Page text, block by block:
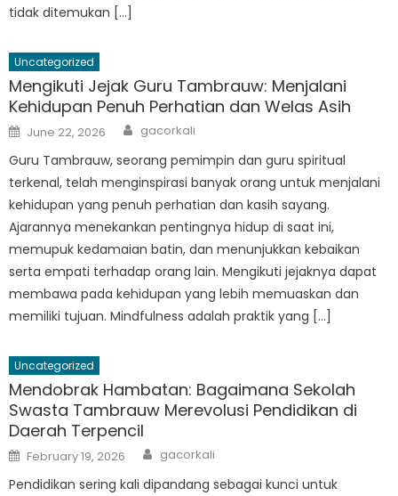
tidak ditemukan […]
Uncategorized
Mengikuti Jejak Guru Tambrauw: Menjalani
Kehidupan Penuh Perhatian dan Welas Asih
Posted
on
June 22, 2026 Author
gacorkali
Guru Tambrauw, seorang pemimpin dan guru spiritual
terkenal, telah menginspirasi banyak orang untuk menjalani
kehidupan yang penuh perhatian dan kasih sayang.
Ajarannya menekankan pentingnya hidup di saat ini,
memupuk kedamaian batin, dan menunjukkan kebaikan
serta empati terhadap orang lain. Mengikuti jejaknya dapat
membawa pada kehidupan yang lebih memuaskan dan
memiliki tujuan. Mindfulness adalah praktik yang […]
Uncategorized
Mendobrak Hambatan: Bagaimana Sekolah
Swasta Tambrauw Merevolusi Pendidikan di
Daerah Terpencil
Posted
on
February 19, 2026 Author
gacorkali
Pendidikan sering kali dipandang sebagai kunci untuk